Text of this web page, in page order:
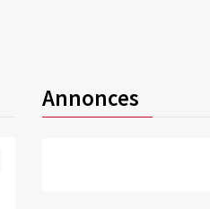
Annonces